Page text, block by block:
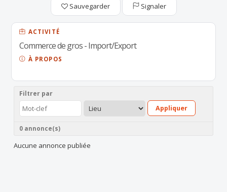
Sauvegarder
Signaler
ACTIVITÉ
Commerce de gros - Import/Export
À PROPOS
Filtrer par
Appliquer
0 annonce(s)
Aucune annonce publiée